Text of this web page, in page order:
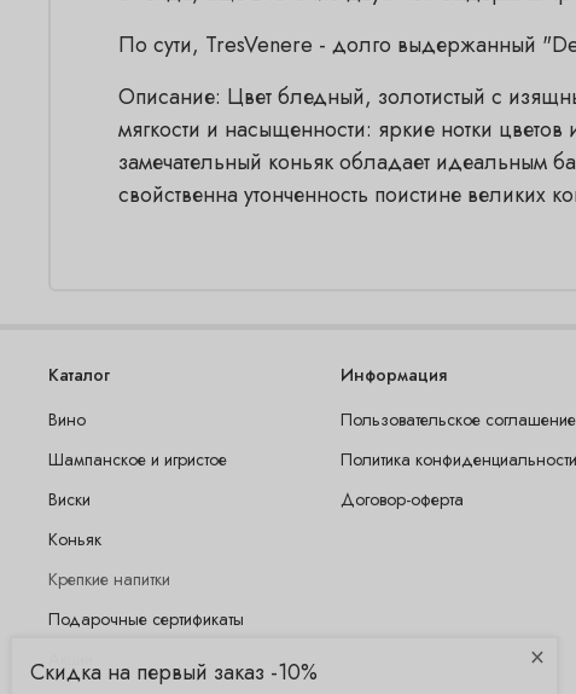
По сути, TresVenere - долго выдержанный
Описание: Цвет бледный, золотистый с
мягкости и насыщенности: яркие нотки
замечательный коньяк обладает идеальным
свойственна утонченность поистине великих
Каталог
Вино
Шампанское и игристое
Виски
Коньяк
Крепкие напитки
Подарочные сертификаты
Информация
Пользовательское соглашение
Политика конфиденциальности
Договор-оферта
×
Скидка на первый заказ -10%